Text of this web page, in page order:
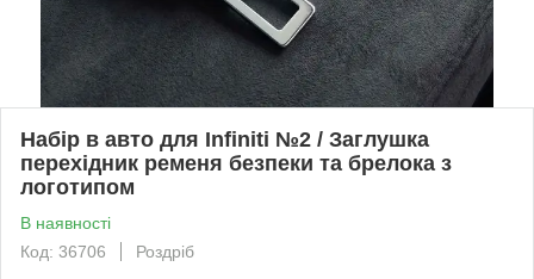
Набір в авто для Infiniti №2 / Заглушка
перехідник ременя безпеки та брелока з
логотипом
В наявності
Код: 36706
Роздріб